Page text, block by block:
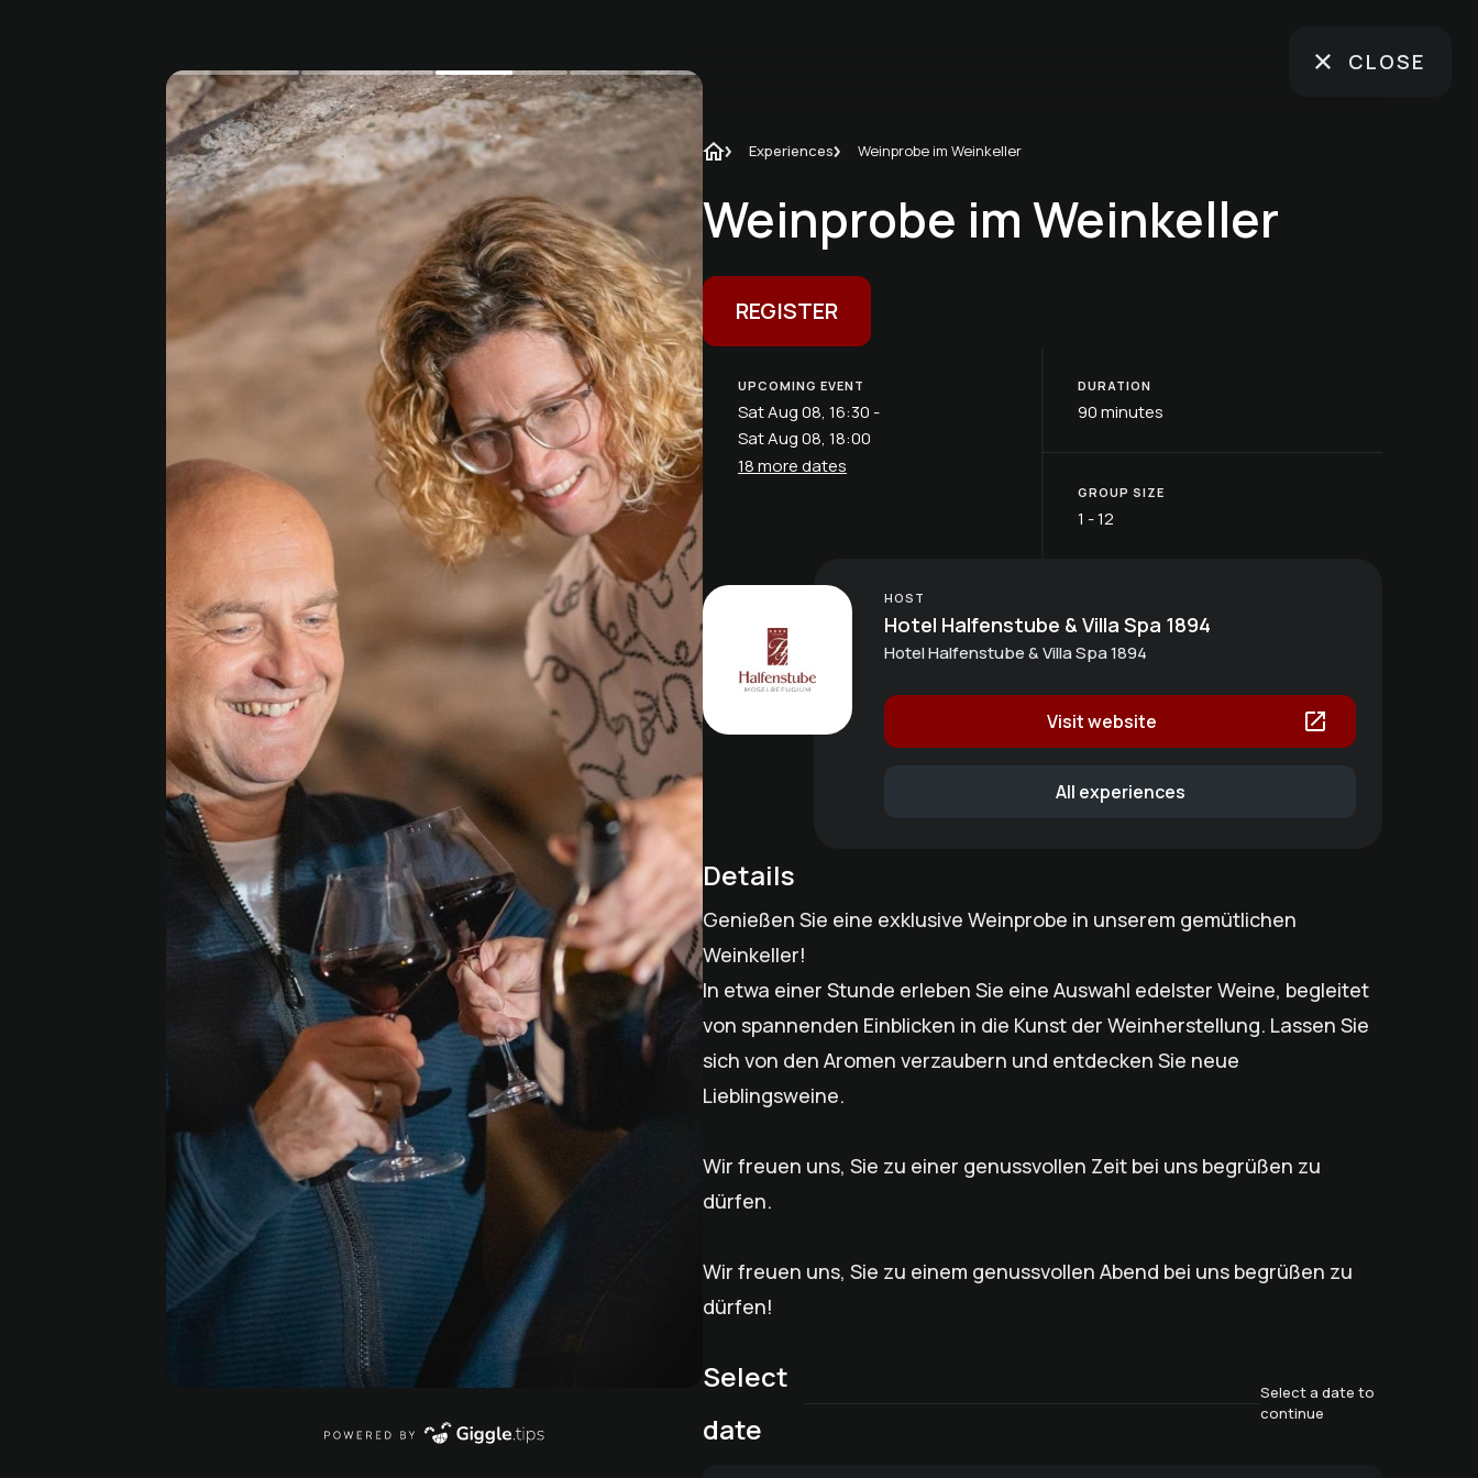
CLOSE
Experiences Weinprobe im Weinkeller
Weinprobe im Weinkeller
REGISTER
UPCOMING EVENT
Sat Aug 08, 16:30 -
Sat Aug 08, 18:00
18 more dates
DURATION
90 minutes
GROUP SIZE
1 - 12
HOST
Hotel Halfenstube & Villa Spa 1894
Hotel Halfenstube & Villa Spa 1894
Visit website
All experiences
Details
Genießen Sie eine exklusive Weinprobe in unserem gemütlichen
Weinkeller!
In etwa einer Stunde erleben Sie eine Auswahl edelster Weine, begleitet
von spannenden Einblicken in die Kunst der Weinherstellung. Lassen Sie
sich von den Aromen verzaubern und entdecken Sie neue
Lieblingsweine.
Wir freuen uns, Sie zu einer genussvollen Zeit bei uns begrüßen zu
dürfen.
Wir freuen uns, Sie zu einem genussvollen Abend bei uns begrüßen zu
dürfen!
Select
date
Select a date to
continue